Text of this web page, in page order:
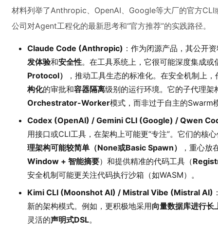
材料列举了Anthropic、OpenAI、Google等大厂的官方CLI
公司对Agent工程化的最新思考和“官方推荐”的实践路径。
Claude Code (Anthropic) ：作为闭源产品，其公开
发体验和安全性。在工具系统上，它很可能深度集成或
Protocol）
，推动工具生态的标准化。在安全机制上
构化的审批和容器隔离级别的运行环境。它的子代理
Orchestrator-Worker模式，而非过于自主的Swarm
Codex (OpenAI) / Gemini CLI (Google) / Qwen
用接口或CLI工具，在架构上可能更“专注”。它们的核
理架构可能较简单（None或Basic Spawn）
，重心放
Window + 智能摘要）和提供精准的代码工具（
安全机制可能更关注代码执行沙箱（如WASM）。
Kimi CLI (Moonshot AI) / Mistral Vibe (Mistral AI)
新的架构模式。例如，更积极地采用向量数据库进行长
灵活的声明式DSL。